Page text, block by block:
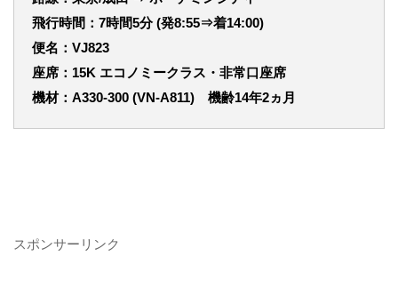
飛行時間：7時間5分 (発8:55⇒着14:00)
便名：VJ823
座席：15K エコノミークラス・非常口座席
機材：A330-300 (VN-A811) 機齢14年2ヵ月
スポンサーリンク